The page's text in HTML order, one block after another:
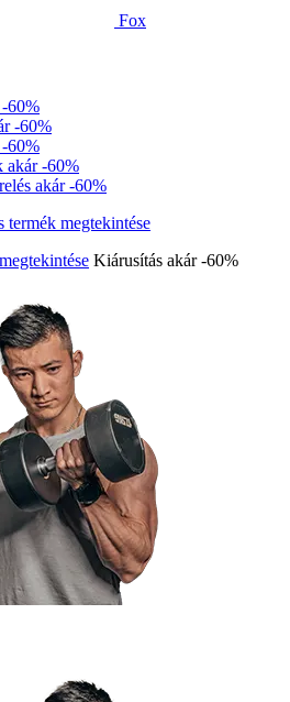
Fox
60%
-60%
60%
akár -60%
akár -60%
Kiárusítás akár -60%